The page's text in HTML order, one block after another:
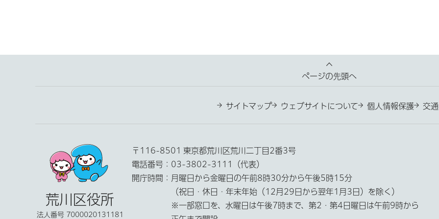
ページの先頭へ
サイトマップ ウェブサイトについて 個人情報保護 交
荒川区役所
法人番号 7000020131181
〒116-8501 東京都荒川区荒川二丁目2番3号
電話番号： 03-3802-3111（代表）
開庁時間： 月曜日から金曜日の午前8時30分から午後5時15分
（祝日・休日・年末年始（12月29日から翌年1月3日）を除く）
※一部窓口を、水曜日は午後7時まで、第2・第4日曜日は午前9時から